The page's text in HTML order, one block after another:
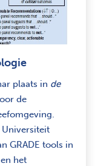
plaats in de
de
Universiteit
GRADE tools in
het